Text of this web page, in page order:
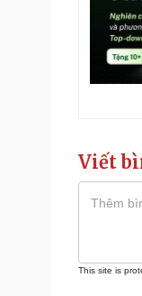
Viết
This site is